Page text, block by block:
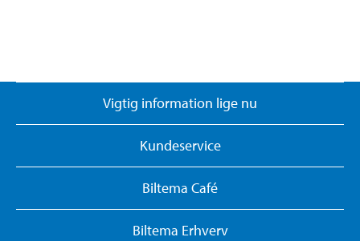
Vigtig information lige nu
Kundeservice
Biltema Café
Biltema Erhverv